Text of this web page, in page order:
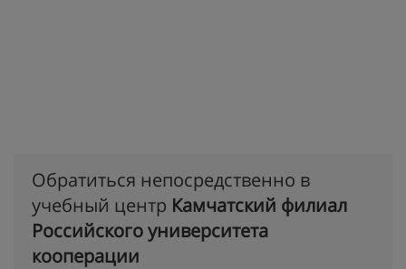
Обратиться непосредственно в
учебный центр Камчатский филиал
Российского университета
кооперации